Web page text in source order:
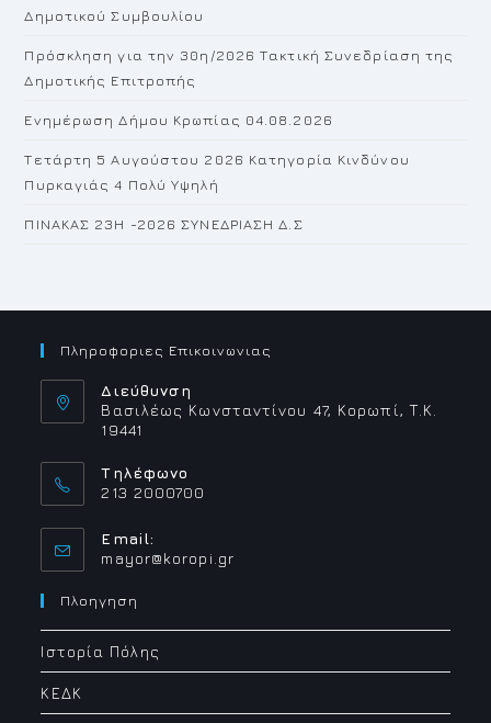
Δημοτικού Συμβουλίου
Πρόσκληση για την 30η/2026 Τακτική Συνεδρίαση της
Δημοτικής Επιτροπής
Ενημέρωση Δήμου Κρωπίας 04.08.2026
Τετάρτη 5 Αυγούστου 2026 Κατηγορία Κινδύνου
Πυρκαγιάς 4 Πολύ Υψηλή
ΠΙΝΑΚΑΣ 23H -2026 ΣΥΝΕΔΡΙΑΣΗ Δ.Σ
Πληροφοριες Επικοινωνιας
Διεύθυνση
Βασιλέως Κωνσταντίνου 47, Κορωπί, Τ.Κ.
19441
Τηλέφωνο
213 2000700
Email:
mayor@koropi.grOpens
Πλοηγηση
Ιστορία Πόλης
ΚΕΔΚ